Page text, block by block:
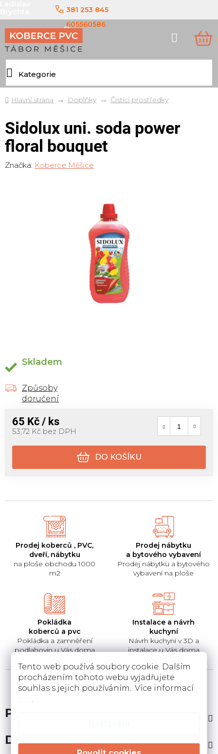
Tento web používá soubory cookie. Dalším
procházením tohoto webu vyjadřujete
souhlas s jejich používáním.. Více informací
.
381 253 845
605560586
Hledat
Domů Doplňky Čistící prostředky
Skladem
Způsoby
doručení
65 Kč / ks
53,72 Kč bez DPH
DO KOŠÍKU
Sidolux uni. soda power
floral bouquet
Značka: Koberce Měšice
Prodej koberců , PVC,
dveří, nábytku
na ploše obchodu 1000
m2
Prodej nábytku
a bytového vybavení
Prodej nábytku a bytového
vybavení na ploše
Pokládka
koberců a pvc
Pokládka a zamněření
podlahovin u Vás doma
Instalace a návrh
kuchyní
Návrh kuchyní v 3D a
instalace u Vás doma
Popis
Diskuze